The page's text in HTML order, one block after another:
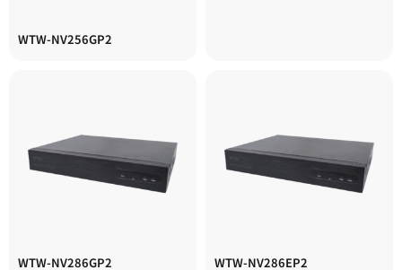
WTW-NV256GP2
WTW-NV286GP2 WTW-NV286EP2